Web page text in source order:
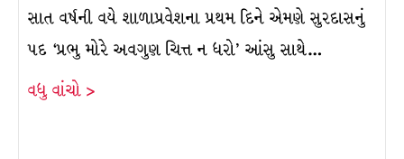
સાત વર્ષની વયે શાળાપ્રવેશના પ્રથમ દિને એમણે સુરદાસનું
પદ ‘પ્રભુ મોરે અવગુણ ચિત્ત ન ધરો’ આંસુ સાથે…
વધુ વાંચો >